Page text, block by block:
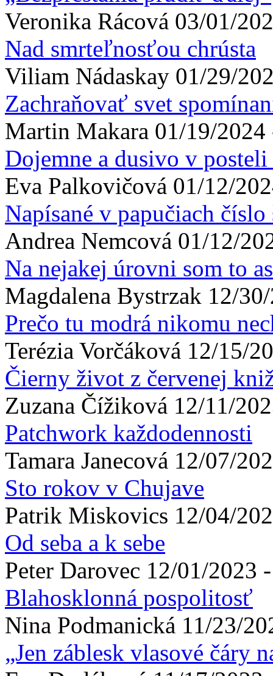
Veronika Rácová 03/01/
Nad smrteľnosťou chrústa
Viliam Nádaskay 01/29/
Zachraňovať svet
Martin Makara 01/19/2024
Dojemne a dusivo v
Eva Palkovičová 01/12/
Napísané v papučiach
Andrea Nemcová 01/12/
Na nejakej úrovni som to
Magdalena Bystrzak 12/
Prečo tu modrá nikomu
Terézia Vorčáková 12/15/
Čierny život z červenej
Zuzana Čížiková 12/11/
Patchwork každodennosti
Tamara Janecová 12/07/
Sto rokov v Chujave
Patrik Miskovics 12/04/
Od seba a k sebe
Peter Darovec 12/01/2023
Blahosklonná pospolitosť
Nina Podmanická 11/23/
„Jen záblesk vlasové čáry